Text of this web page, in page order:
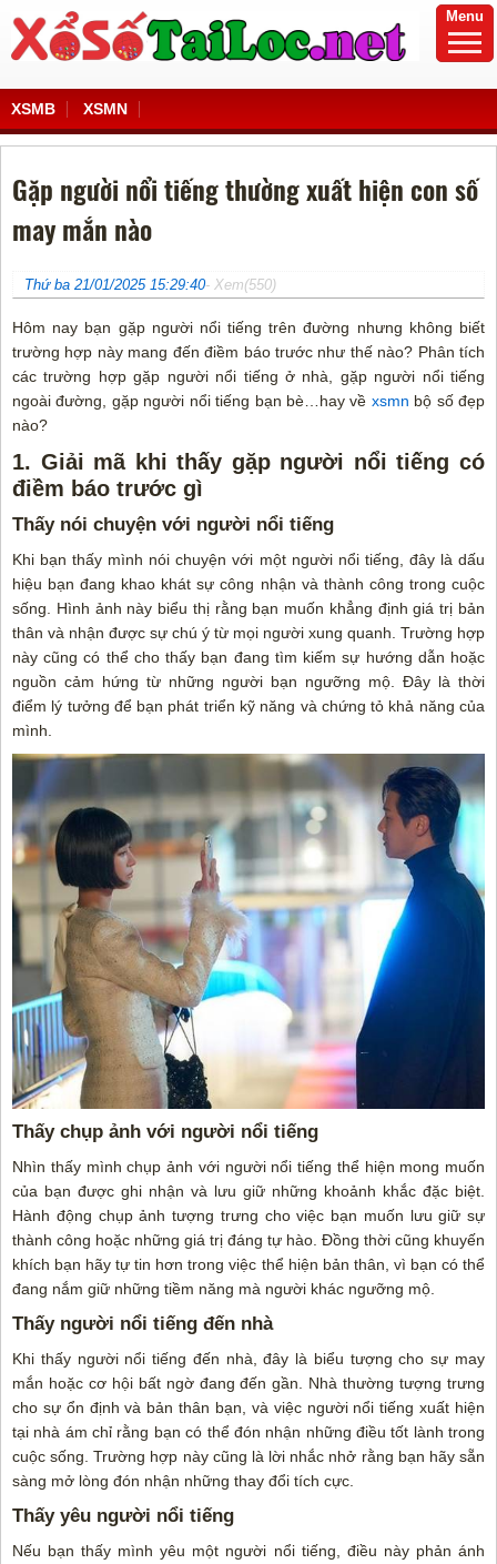
Menu
XSMB XSMN
Gặp người nổi tiếng thường xuất hiện con số
may mắn nào
Thứ ba 21/01/2025 15:29:40- Xem(550)
Hôm nay bạn gặp người nổi tiếng trên đường nhưng không biết
trường hợp này mang đến điềm báo trước như thế nào? Phân tích
các trường hợp gặp người nổi tiếng ở nhà, gặp người nổi tiếng
ngoài đường, gặp người nổi tiếng bạn bè…hay về xsmn bộ số đẹp
nào?
1. Giải mã khi thấy gặp người nổi tiếng có
điềm báo trước gì
Thấy nói chuyện với người nổi tiếng
Khi bạn thấy mình nói chuyện với một người nổi tiếng, đây là dấu
hiệu bạn đang khao khát sự công nhận và thành công trong cuộc
sống. Hình ảnh này biểu thị rằng bạn muốn khẳng định giá trị bản
thân và nhận được sự chú ý từ mọi người xung quanh. Trường hợp
này cũng có thể cho thấy bạn đang tìm kiếm sự hướng dẫn hoặc
nguồn cảm hứng từ những người bạn ngưỡng mộ. Đây là thời
điểm lý tưởng để bạn phát triển kỹ năng và chứng tỏ khả năng của
mình.
Thấy chụp ảnh với người nổi tiếng
Nhìn thấy mình chụp ảnh với người nổi tiếng thể hiện mong muốn
của bạn được ghi nhận và lưu giữ những khoảnh khắc đặc biệt.
Hành động chụp ảnh tượng trưng cho việc bạn muốn lưu giữ sự
thành công hoặc những giá trị đáng tự hào. Đồng thời cũng khuyến
khích bạn hãy tự tin hơn trong việc thể hiện bản thân, vì bạn có thể
đang nắm giữ những tiềm năng mà người khác ngưỡng mộ.
Thấy người nổi tiếng đến nhà
Khi thấy người nổi tiếng đến nhà, đây là biểu tượng cho sự may
mắn hoặc cơ hội bất ngờ đang đến gần. Nhà thường tượng trưng
cho sự ổn định và bản thân bạn, và việc người nổi tiếng xuất hiện
tại nhà ám chỉ rằng bạn có thể đón nhận những điều tốt lành trong
cuộc sống. Trường hợp này cũng là lời nhắc nhở rằng bạn hãy sẵn
sàng mở lòng đón nhận những thay đổi tích cực.
Thấy yêu người nổi tiếng
Nếu bạn thấy mình yêu một người nổi tiếng, điều này phản ánh